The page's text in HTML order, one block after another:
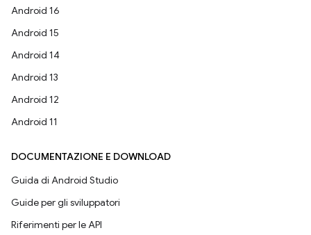
Android 16
Android 15
Android 14
Android 13
Android 12
Android 11
DOCUMENTAZIONE E DOWNLOAD
Guida di Android Studio
Guide per gli sviluppatori
Riferimenti per le API